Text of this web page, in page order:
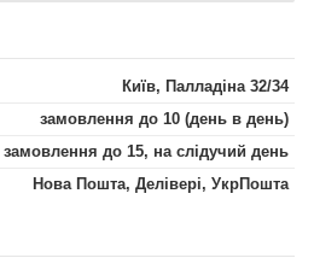
Київ, Палладіна 32/34
замовлення до 10 (день в день)
замовлення до 15, на слідучий день
Нова Пошта, Делівері, УкрПошта